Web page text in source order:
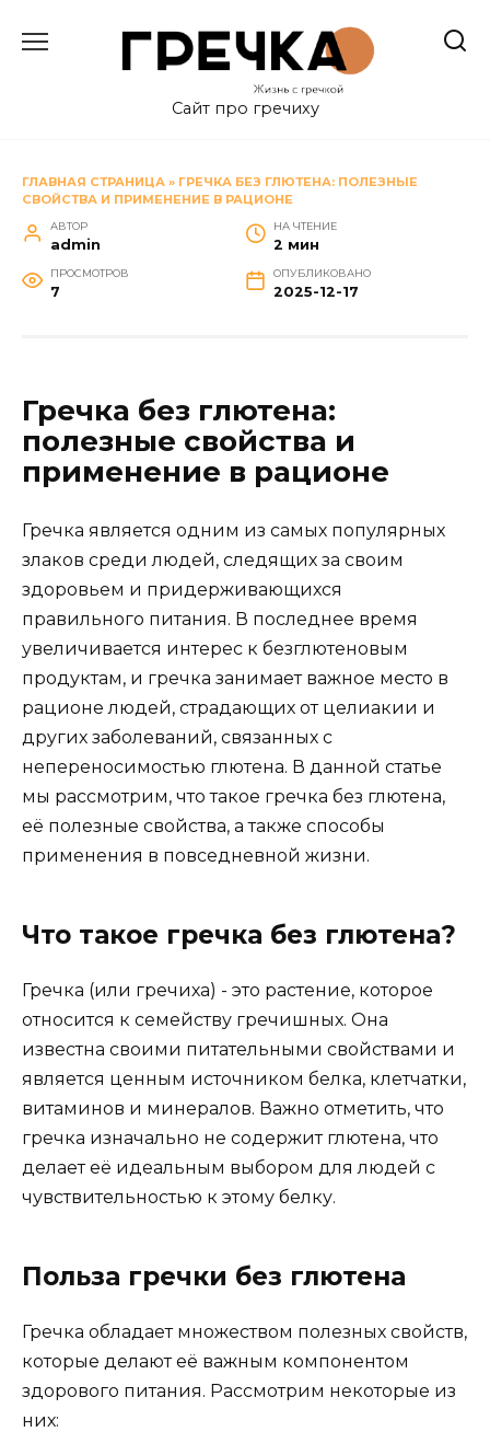
Сайт про гречиху
ГЛАВНАЯ СТРАНИЦА » ГРЕЧКА БЕЗ ГЛЮТЕНА: ПОЛЕЗНЫЕ
СВОЙСТВА И ПРИМЕНЕНИЕ В РАЦИОНЕ
АВТОР
admin
НА ЧТЕНИЕ
2 мин
ПРОСМОТРОВ
7
ОПУБЛИКОВАНО
2025-12-17
Гречка без глютена:
полезные свойства и
применение в рационе
Гречка является одним из самых популярных
злаков среди людей, следящих за своим
здоровьем и придерживающихся
правильного питания. В последнее время
увеличивается интерес к безглютеновым
продуктам, и гречка занимает важное место в
рационе людей, страдающих от целиакии и
других заболеваний, связанных с
непереносимостью глютена. В данной статье
мы рассмотрим, что такое гречка без глютена,
её полезные свойства, а также способы
применения в повседневной жизни.
Что такое гречка без глютена?
Гречка (или гречиха) - это растение, которое
относится к семейству гречишных. Она
известна своими питательными свойствами и
является ценным источником белка, клетчатки,
витаминов и минералов. Важно отметить, что
гречка изначально не содержит глютена, что
делает её идеальным выбором для людей с
чувствительностью к этому белку.
Польза гречки без глютена
Гречка обладает множеством полезных свойств,
которые делают её важным компонентом
здорового питания. Рассмотрим некоторые из
них: